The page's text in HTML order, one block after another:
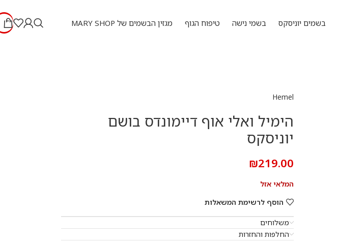
בשמים יוניסקס בשמי נישה טיפוח הגוף מגזין הבשמים של MARY SHOP
Hemel
הימיל ואלי אוף דיימונדס בושם
יוניסקס
₪219.00
המלאי אזל
הוסף לרשימת המשאלות
משלוחים
החלפות והחזרות